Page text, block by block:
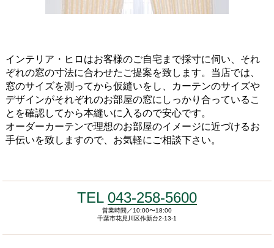
インテリア・ヒロはお客様のご自宅まで採寸に伺い、それ
ぞれの窓の寸法に合わせたご提案を致します。当店では、
窓のサイズを測ってから仮縫いをし、カーテンのサイズや
デザインがそれぞれのお部屋の窓にしっかり合っているこ
とを確認してから本縫いに入るので安心です。
オーダーカーテンで理想のお部屋のイメージに近づけるお
手伝いを致しますので、お気軽にご相談下さい。
TEL 043-258-5600
営業時間／10:00〜18:00
千葉市花見川区作新台2-13-1